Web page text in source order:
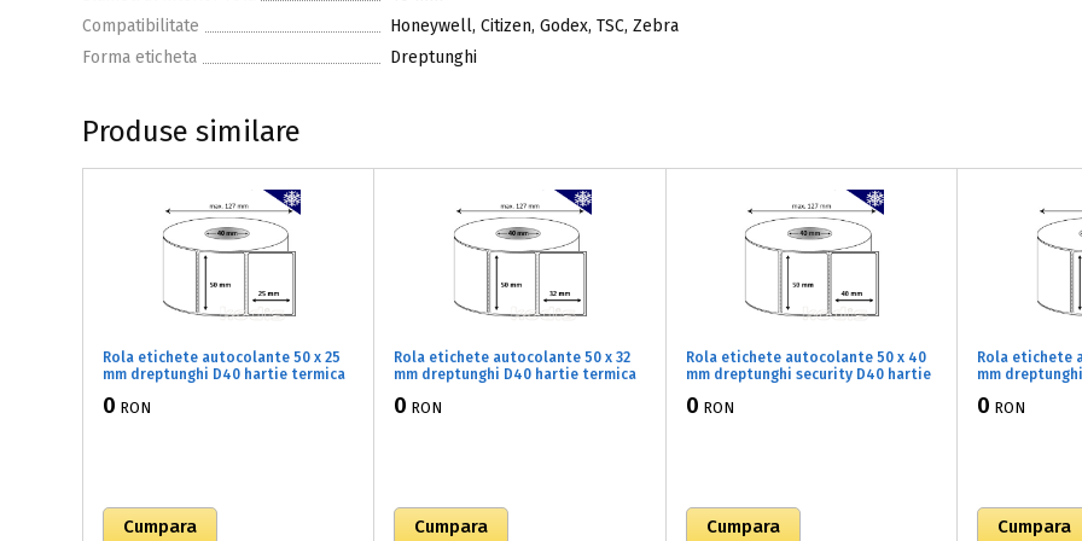
Compatibilitate
Honeywell, Citizen, Godex, TSC, Zebra
Forma eticheta
Dreptunghi
Produse similare
Rola etichete autocolante 50 x 25
mm dreptunghi D40 hartie termica
1500 buc/rola (B1x050025)
0 RON
Rola etichete autocolante 50 x 32
mm dreptunghi D40 hartie termica
1500 buc/rola (B1x050032)
0 RON
Rola etichete autocolante 50 x 40
mm dreptunghi security D40 hartie
mat, 1500 buc/rola (B1x050040)
0 RON
Rola etichete
mm
2000 buc/rola
0 RON